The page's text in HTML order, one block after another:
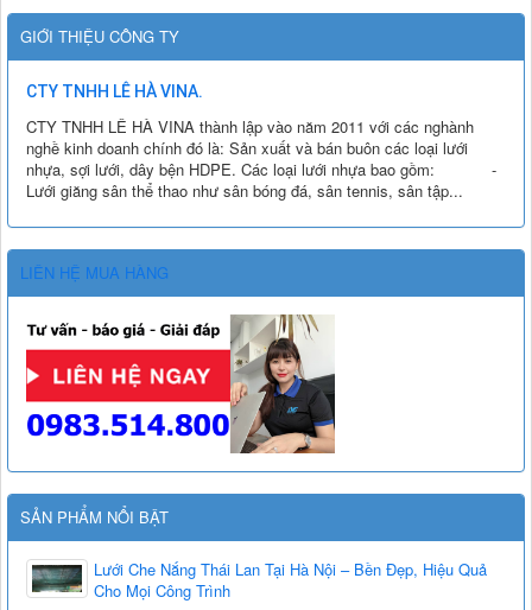
GIỚI THIỆU CÔNG TY
CTY TNHH LÊ HÀ VINA.
CTY TNHH LÊ HÀ VINA thành lập vào năm 2011 với các nghành
nghề kinh doanh chính đó là: Sản xuất và bán buôn các loại lưới
nhựa, sợi lưới, dây bện HDPE. Các loại lưới nhựa bao gồm: -
Lưới giăng sân thể thao như sân bóng đá, sân tennis, sân tập...
LIÊN HỆ MUA HÀNG
SẢN PHẨM NỔI BẬT
Lưới Che Nắng Thái Lan Tại Hà Nội – Bền Đẹp, Hiệu Quả
Cho Mọi Công Trình